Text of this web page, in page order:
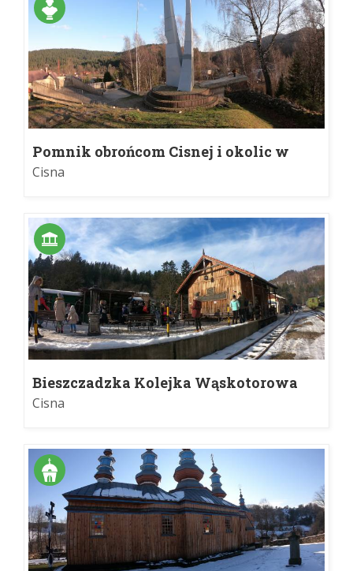
Pomnik obrońcom Cisnej i okolic w
Cisnej
Cisna
Bieszczadzka Kolejka Wąskotorowa
Cisna